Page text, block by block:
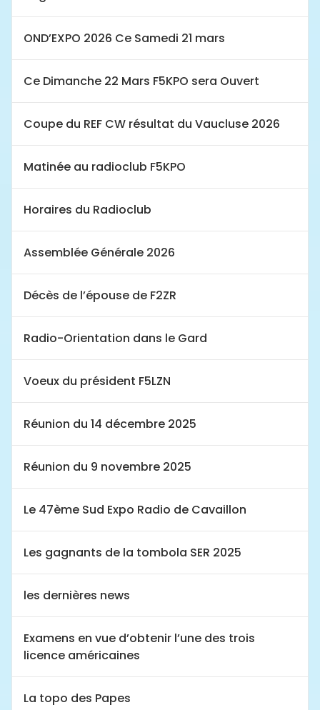
OND’EXPO 2026 Ce Samedi 21 mars
Ce Dimanche 22 Mars F5KPO sera Ouvert
Coupe du REF CW résultat du Vaucluse 2026
Matinée au radioclub F5KPO
Horaires du Radioclub
Assemblée Générale 2026
Décès de l’épouse de F2ZR
Radio-Orientation dans le Gard
Voeux du président F5LZN
Réunion du 14 décembre 2025
Réunion du 9 novembre 2025
Le 47ème Sud Expo Radio de Cavaillon
Les gagnants de la tombola SER 2025
les dernières news
Examens en vue d’obtenir l’une des trois
licence américaines
La topo des Papes